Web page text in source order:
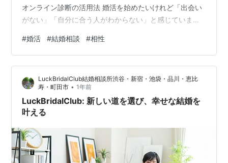
オンライン診断の活用法 婚活を始めたいけれど「出会い
がない」「自分に合う人がわからない」と感じていませ
アンカーの「結婚フィーリングテスト」。無料オンライ
ン婚活診断で、あなたにぴったりの相性をたった3分で診
断できます。 結婚フィーリングテストとは？婚活診断の
仕組みと流れ 25問の婚活診断質問に直感で回答 お相手条
件を入力して相性を診断 実際の会員データをもとに結婚
相手候補をシミュレーション 診…
#婚活 #結婚相談 #相性
LuckBridalClub結婚相談所渋谷・新宿・池袋・品川・恵比
寿・町田市 • 1年前
LuckBridalClub: 新しい道を選び、幸せな結婚を
叶える